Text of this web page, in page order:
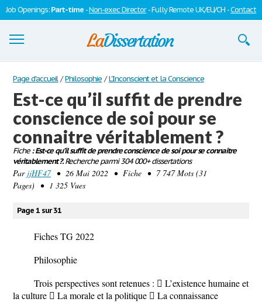
Job Openings:Part-time -Non-exec Director- Fully Remote UK/EU/CH -Contact
Dissertations
S'inscrire
Se connecter
Contactez-nous
Page d'accueil / Philosophie / L'Inconscient et la Conscience
Est-ce qu’il suffit de prendre
conscience de soi pour se
connaitre véritablement ?
Fiche: Est-ce qu’il suffit de prendre conscience de soi pour se connaitre
véritablement ?.Recherche parmi 304 000+ dissertations
Par jjHF47• 26 Mai 2022 • Fiche • 7 747 Mots (31
Pages) • 1 325 Vues
Page 1 sur 31
Fiches TG 2022
Philosophie
Trois perspectives sont retenues :  L’existence humaine et
la culture  La morale et la politique  La connaissance